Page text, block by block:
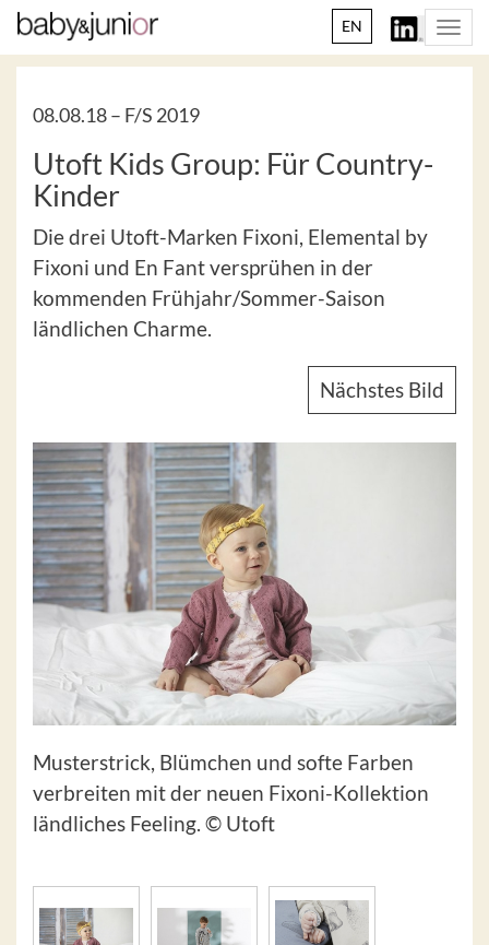
EN
08.08.18 – F/S 2019
Utoft Kids Group: Für Country-
Kinder
Die drei Utoft-Marken Fixoni, Elemental by
Fixoni und En Fant versprühen in der
kommenden Frühjahr/Sommer-Saison
ländlichen Charme.
Nächstes Bild
Musterstrick, Blümchen und softe Farben
verbreiten mit der neuen Fixoni-Kollektion
ländliches Feeling. © Utoft